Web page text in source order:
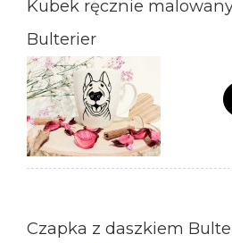
Kubek ręcznie
Bulterier
Czapka z daszkiem